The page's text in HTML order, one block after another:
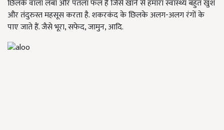
छिलके वाला लंबा और पतला फल है जिसे खाने से हमारा स्वास्थ्य बहुत खुश
और तंदुरुस्त महसूस करता है. शकरकंद के छिलके अलग-अलग रंगों के
पाए जाते हैं. जैसे भूरा, सफेद, जामुन, आदि.